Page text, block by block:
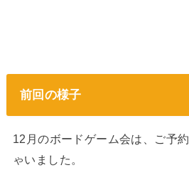
前回の様子
12月のボードゲーム会は、ご予
ゃいました。